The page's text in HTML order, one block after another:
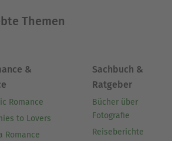
Themen
&
Romance
to Lovers
Romance
Sachbuch &
Ratgeber
Bücher über
Fotografie
Reiseberichte